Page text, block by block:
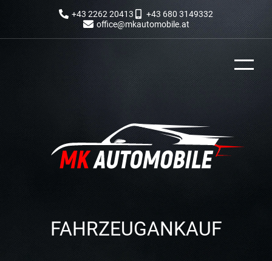
+43 2262 20413
+43 680 3149332
office@mkautomobile.at
FAHRZEUGANKAUF